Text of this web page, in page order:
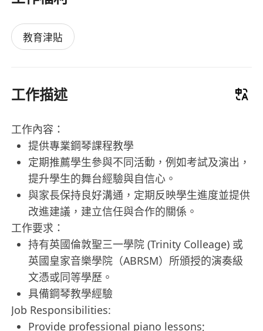
教育津貼
工作描述
工作內容：
提供專業鋼琴課程教學
定期推薦學生參與不同活動，例如考試及演出，
提升學生的舞台經驗與自信心。
與家長保持良好溝通，定期反映學生進度並提供
改進建議，建立信任與合作的關係。
工作要求：
持有英國倫敦聖三一學院 (Trinity Colleage) 或
英國皇家音樂學院（ABRSM）所頒授的演奏級
文憑或同等學歷。
具備鋼琴教學經驗
Job Responsibilities:
Provide professional piano lessons;